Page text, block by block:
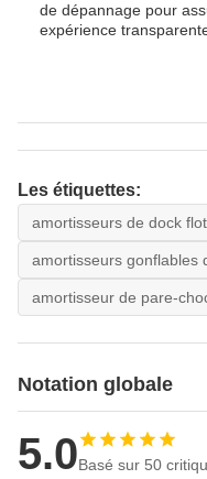
de dépannage pour
expérience
Les étiquettes:
amortisseurs de dock
amortisseurs gonflables
amortisseur de pare-
Notation globale
5.0Basé sur 50